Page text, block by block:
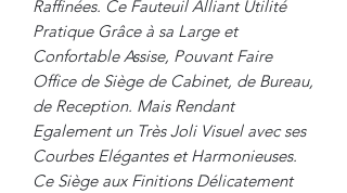
Raffinées. Ce Fauteuil Alliant Utilité
Pratique Grâce à sa Large et
Confortable Assise, Pouvant Faire
Office de Siège de Cabinet, de Bureau,
de Reception. Mais Rendant
Egalement un Très Joli Visuel avec ses
Courbes Elégantes et Harmonieuses.
Ce Siège aux Finitions Délicatement